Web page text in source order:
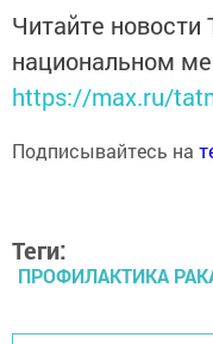
Читайте новости
национальном
https://max.ru/
Подписывайтесь на
Теги:
ПРОФИЛАКТИКА